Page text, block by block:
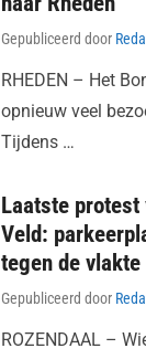
Gepubliceerd door
RHEDEN – Het
opnieuw veel
Tijdens …
Laatste
Veld:
tegen de vlakte
Gepubliceerd door
ROZENDAAL –